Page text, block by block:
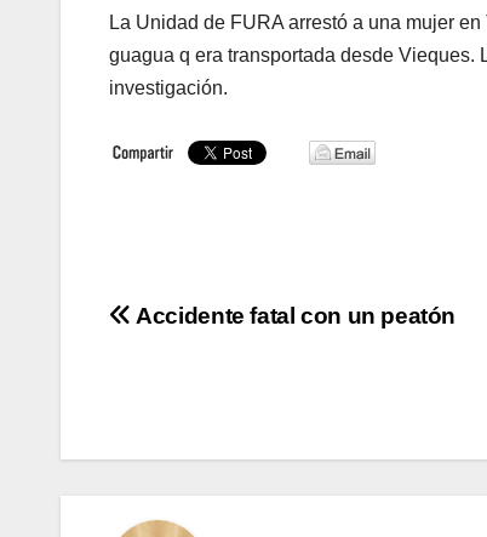
La Unidad de FURA arrestó a una mujer
guagua q era transportada desde Vieques.
investigación.
Navegación
Accidente fatal con un peatón